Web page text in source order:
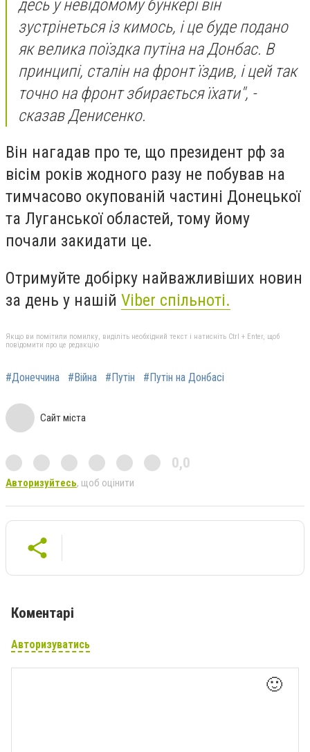
десь у невідомому бункері він
зустрінеться із кимось, і це буде подано
як велика поїздка путіна на Донбас. В
принципі, сталін на фронт їздив, і цей так
точно на фронт збирається їхати", -
сказав Денисенко.
Він нагадав про те, що президент рф за
вісім років жодного разу не побував на
тимчасово окупованій частині Донецької
та Луганської областей, тому йому
почали закидати це.
Отримуйте добірку найважливіших новин
за день у нашій Viber спільноті.
Якщо ви помітили помилку, виділіть необхідний текст і натисніть Ctrl + Enter, щоб
повідомити про це редакцію
#Донеччина #Війна #Путін #Путін на Донбасі
Сайт міста
0,0
Авторизуйтесь, щоб оцінити
Коментарі
Авторизуватись
🙂